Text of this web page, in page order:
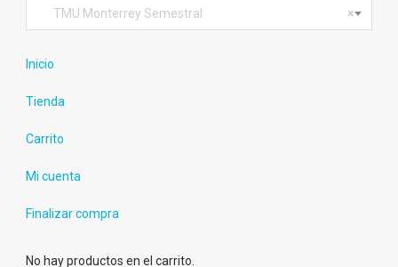
×
TMU Monterrey Semestral
Inicio
Tienda
Carrito
Mi cuenta
Finalizar compra
No hay productos en el carrito.